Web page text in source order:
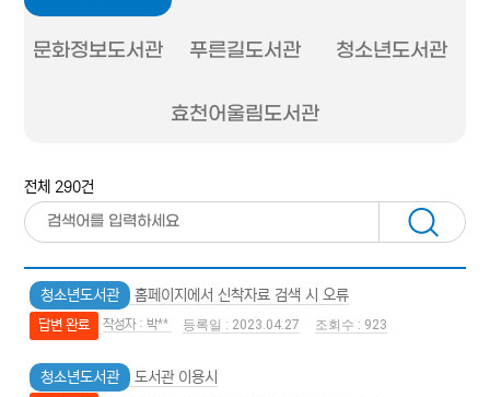
문화정보도서관 푸른길도서관 청소년도서관
효천어울림도서관
전체 290건
청소년도서관 홈페이지에서 신착자료 검색 시 오류
답변 완료 박** 2023.04.27 923
청소년도서관 도서관 이용시